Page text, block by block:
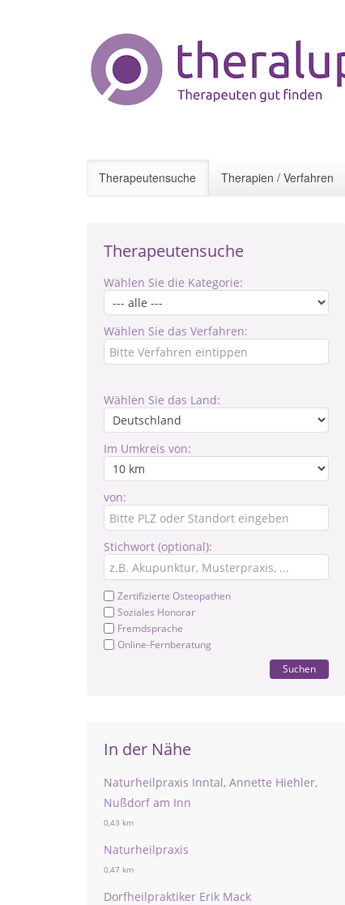
Therapeutensuche Therapien / Verfahren
Therapeutensuche
Wählen Sie die Kategorie:
Wählen Sie das Verfahren:
Wählen Sie das Land:
Im Umkreis von:
von:
Stichwort (optional):
Zertifizierte Osteopathen
Soziales Honorar
Fremdsprache
Online-Fernberatung
Suchen
In der Nähe
Naturheilpraxis Inntal, Annette Hiehler,
Nußdorf am Inn
0,43 km
Naturheilpraxis
0,47 km
Dorfheilpraktiker Erik Mack